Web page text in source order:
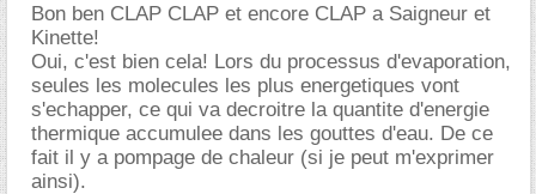
Bon ben CLAP CLAP et encore CLAP a Saigneur et
Kinette!
Oui, c'est bien cela! Lors du processus d'evaporation,
seules les molecules les plus energetiques vont
s'echapper, ce qui va decroitre la quantite d'energie
thermique accumulee dans les gouttes d'eau. De ce
fait il y a pompage de chaleur (si je peut m'exprimer
ainsi).